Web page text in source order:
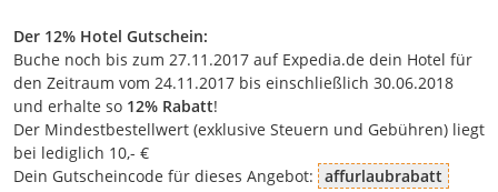
Der 12% Hotel Gutschein:
Buche noch bis zum 27.11.2017 auf Expedia.de dein Hotel für
den Zeitraum vom 24.11.2017 bis einschließlich 30.06.2018
und erhalte so 12% Rabatt!
Der Mindestbestellwert (exklusive Steuern und Gebühren) liegt
bei lediglich 10,- €
Dein Gutscheincode für dieses Angebot: affurlaubrabatt